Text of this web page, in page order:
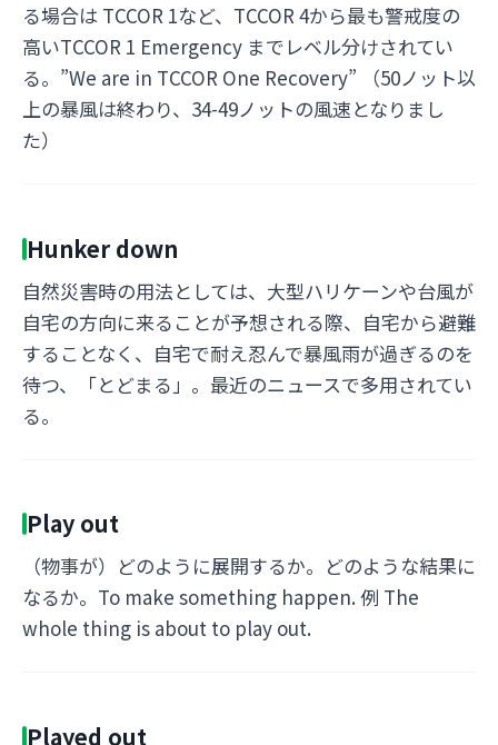
る場合は TCCOR 1など、TCCOR 4から最も警戒度の
高いTCCOR 1 Emergency までレベル分けされてい
る。”We are in TCCOR One Recovery” （50ノット以
上の暴風は終わり、34-49ノットの風速となりまし
た）
Hunker down
自然災害時の用法としては、大型ハリケーンや台風が
自宅の方向に来ることが予想される際、自宅から避難
することなく、自宅で耐え忍んで暴風雨が過ぎるのを
待つ、「とどまる」。最近のニュースで多用されてい
る。
Play out
（物事が）どのように展開するか。どのような結果に
なるか。To make something happen. 例 The
whole thing is about to play out.
Played out